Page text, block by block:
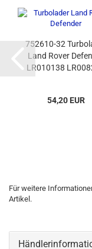
752610-32
Land Rover
LR010138
54,20 EUR
Für weitere
Artikel.